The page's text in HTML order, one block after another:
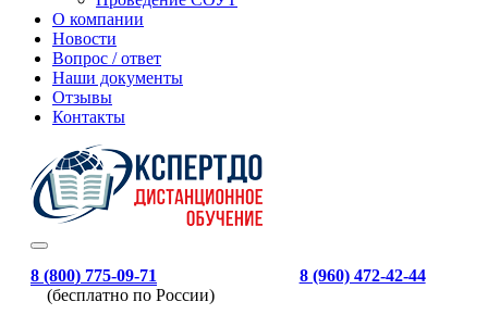
О компании
Новости
Вопрос / ответ
Наши документы
Отзывы
Контакты
8 (800) 775-09-71
(бесплатно по России)
8 (960) 472-42-44